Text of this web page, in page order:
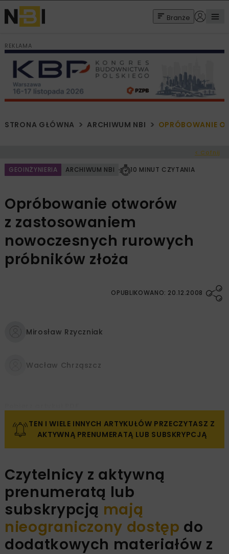
Branże
REKLAMA
STRONA GŁÓWNA ARCHIWUM NBI OPRÓBOWANIE
< Cofnij
GEOINŻYNIERIA ARCHIWUM NBI 10 MINUT CZYTANIA
Opróbowanie otworów
z zastosowaniem
nowoczesnych rurowych
próbników złoża
OPUBLIKOWANO: 20.12.2008
Mirosław Rzyczniak
Wacław Chrząszcz
TEN I WIELE INNYCH ARTYKUŁÓW PRZECZYTASZ Z
AKTYWNĄ PRENUMERATĄ LUB SUBSKRYPCJĄ
Czytelnicy z aktywną
prenumeratą lub
subskrypcją mają
nieograniczony dostęp do
dodatkowych materiałów z